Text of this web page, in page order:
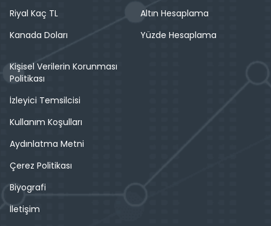
Riyal Kaç TL
Kanada Doları
Altın Hesaplama
Yüzde Hesaplama
Kişisel Verilerin Korunması
Politikası
İzleyici Temsilcisi
Kullanım Koşulları
Aydınlatma Metni
Çerez Politikası
Biyografi
İletişim